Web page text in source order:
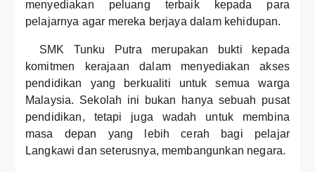
menyediakan peluang terbaik kepada para
pelajarnya agar mereka berjaya dalam kehidupan.
SMK Tunku Putra merupakan bukti kepada
komitmen kerajaan dalam menyediakan akses
pendidikan yang berkualiti untuk semua warga
Malaysia. Sekolah ini bukan hanya sebuah pusat
pendidikan, tetapi juga wadah untuk membina
masa depan yang lebih cerah bagi pelajar
Langkawi dan seterusnya, membangunkan negara.